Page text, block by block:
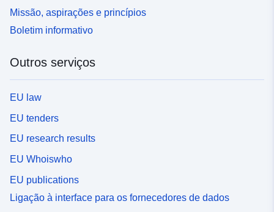
Missão, aspirações e princípios
Boletim informativo
Outros serviços
EU law
EU tenders
EU research results
EU Whoiswho
EU publications
Ligação à interface para os fornecedores de dados